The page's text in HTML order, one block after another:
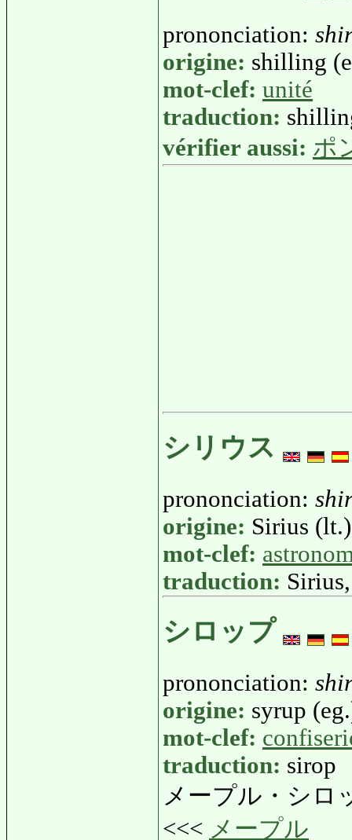
prononciation:
origine: shilling
mot-clef: unité
traduction:
vérifier aussi: ポ
シリウス
prononciation:
origine: Sirius (lt.)
mot-clef:
traduction:
シロップ
prononciation:
origine: syrup
mot-clef:
traduction: sirop
メープル・シロ
<<< メープル